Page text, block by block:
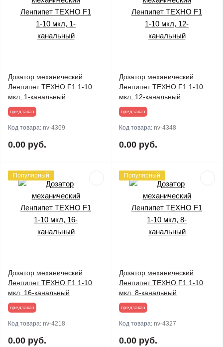
Дозатор механический
Ленпипет ТЕХНО F1 1-10
мкл, 1-канальный
предзаказ
Код товара: nv-4369
0.00 руб.
Дозатор механический
Ленпипет ТЕХНО F1 1-10
мкл, 12-канальный
предзаказ
Код товара: nv-4348
0.00 руб.
Популярный
Дозатор механический
Ленпипет ТЕХНО F1 1-10
мкл, 16-канальный
предзаказ
Код товара: nv-4218
0.00 руб.
Популярный
Дозатор механический
Ленпипет ТЕХНО F1 1-10
мкл, 8-канальный
предзаказ
Код товара: nv-4327
0.00 руб.